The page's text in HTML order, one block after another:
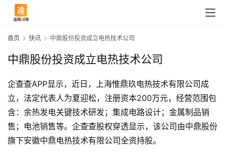
首页 快讯 中鼎股份投资成立电热技术公司
中鼎股份投资成立电热技术公司
企查查APP显示，近日，上海惟鼎玖电热技术有限公司成
立，法定代表人为夏迎松，注册资本200万元，经营范围包
含：余热发电关键技术研发；集成电路设计；金属制品销
售；电池销售等。企查查股权穿透显示，该公司由中鼎股份
旗下安徽中鼎电热技术有限公司全资持股。